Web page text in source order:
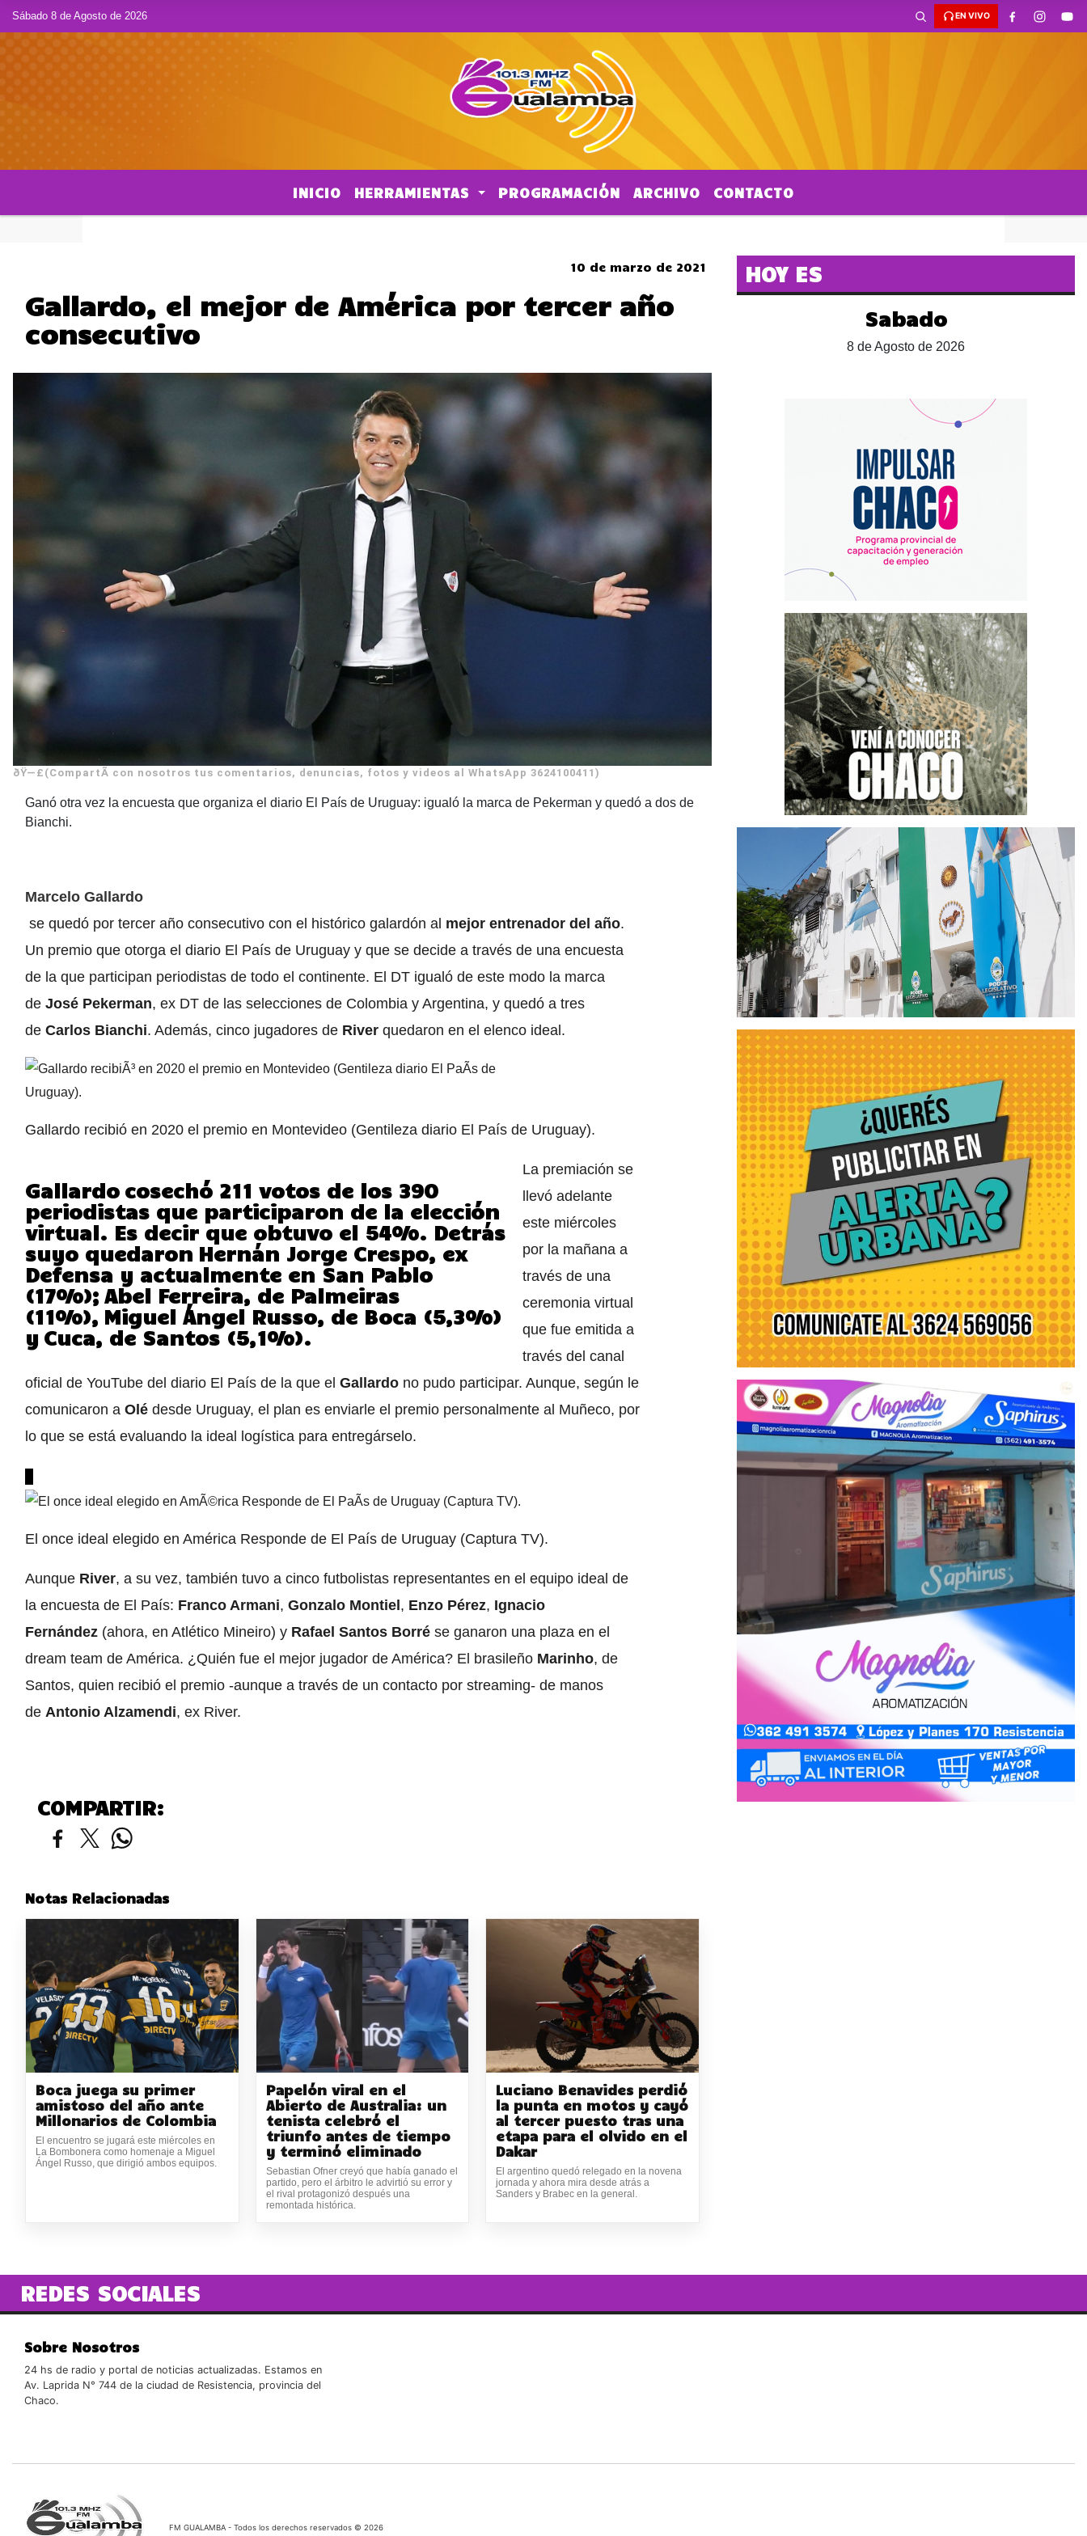
Sábado 8 de Agosto de 2026 EN VIVO
INICIO HERRAMIENTAS PROGRAMACIÓN ARCHIVO CONTACTO
10 de marzo de 2021
Gallardo, el mejor de América por tercer año
consecutivo
ðŸ—£(CompartÃ­ con nosotros tus comentarios, denuncias, fotos y videos al WhatsApp 3624100411)
Ganó otra vez la encuesta que organiza el diario El País de Uruguay: igualó la marca de Pekerman y quedó a dos de
Bianchi.
Marcelo Gallardo
se quedó por tercer año consecutivo con el histórico galardón al mejor entrenador del año.
Un premio que otorga el diario El País de Uruguay y que se decide a través de una encuesta
de la que participan periodistas de todo el continente. El DT igualó de este modo la marca
de José Pekerman, ex DT de las selecciones de Colombia y Argentina, y quedó a tres
de Carlos Bianchi. Además, cinco jugadores de River quedaron en el elenco ideal.
Gallardo recibió en 2020 el premio en Montevideo (Gentileza diario El País de Uruguay).
Gallardo cosechó 211 votos de los 390
periodistas que participaron de la elección
virtual. Es decir que obtuvo el 54%. Detrás
suyo quedaron Hernán Jorge Crespo, ex
Defensa y actualmente en San Pablo
(17%); Abel Ferreira, de Palmeiras
(11%), Miguel Ángel Russo, de Boca (5,3%)
y Cuca, de Santos (5,1%).
La premiación se
llevó adelante
este miércoles
por la mañana a
través de una
ceremonia virtual
que fue emitida a
través del canal
oficial de YouTube del diario El País de la que el Gallardo no pudo participar. Aunque, según le
comunicaron a Olé desde Uruguay, el plan es enviarle el premio personalmente al Muñeco, por
lo que se está evaluando la ideal logística para entregárselo.
El once ideal elegido en América Responde de El País de Uruguay (Captura TV).
Aunque River, a su vez, también tuvo a cinco futbolistas representantes en el equipo ideal de
la encuesta de El País: Franco Armani, Gonzalo Montiel , Enzo Pérez, Ignacio
Fernández (ahora, en Atlético Mineiro) y Rafael Santos Borré se ganaron una plaza en el
dream team de América. ¿Quién fue el mejor jugador de América? El brasileño Marinho, de
Santos, quien recibió el premio -aunque a través de un contacto por streaming- de manos
de Antonio Alzamendi, ex River.
COMPARTIR:
Notas Relacionadas
Boca juega su primer
amistoso del año ante
Millonarios de Colombia
El encuentro se jugará este miércoles en
La Bombonera como homenaje a Miguel
Ángel Russo, que dirigió ambos equipos.
Papelón viral en el
Abierto de Australia: un
tenista celebró el
triunfo antes de tiempo
y terminó eliminado
Sebastian Ofner creyó que había ganado el
partido, pero el árbitro le advirtió su error y
el rival protagonizó después una
remontada histórica.
Luciano Benavides perdió
la punta en motos y cayó
al tercer puesto tras una
etapa para el olvido en el
Dakar
El argentino quedó relegado en la novena
jornada y ahora mira desde atrás a
Sanders y Brabec en la general.
HOY ES
Sabado
8 de Agosto de 2026
REDES SOCIALES
Sobre Nosotros
24 hs de radio y portal de noticias actualizadas. Estamos en
Av. Laprida N° 744 de la ciudad de Resistencia, provincia del
Chaco.
FM GUALAMBA - Todos los derechos reservados © 2026